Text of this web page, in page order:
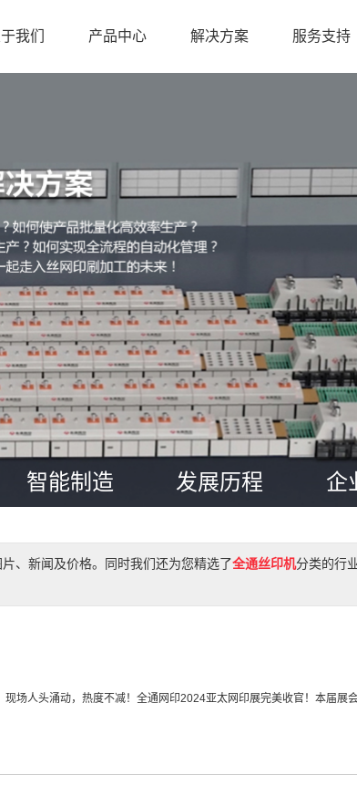
我们 产品中心 解决方案 服务支持
智能制造 发展历程 企
、新闻及价格。同时我们还为您精选了全通丝印机分类的行
人头涌动，热度不减！全通网印2024亚太网印展完美收官！本届展